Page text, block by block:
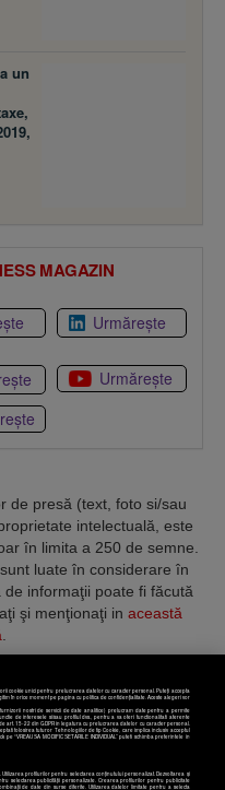
un
MAGAZIN
Urmărește
Urmărește
de presă (text, foto si/sau
intelectuală, este
în limita a 250 de semne.
luate în considerare în
informaţii poate fi făcută
şi menţionaţi in această
Cookies Contact
S.A.
cookie unici pentru prelucrarea datelor cu caracter personal. Puteți accepta
în orice moment pe pagina cu politica de confidențialitate. Aceste alegeri vor
nostri de servicii de date analitice) prelucram date pentru a permite
de interesele si/sau profilul dvs., pentru a va oferi functionalitati aferente
art. 15-22 din GDPR in legatura cu prelucrarea datelor cu caracter personal.
folosirea tuturor Tehnologiilor de tip Cookie, care implica inclusiv acceptul
“VREAU SA MODIFIC SETARILE INDIVIDUAL” puteti schimba preferintele in
profilurilor pentru selectarea conținutului personalizat. Dezvoltarea și
selectarea publicității personalizate. Crearea profilurilor pentru publicitate
de date din surse diferite. Utilizarea datelor limitate pentru a selecta